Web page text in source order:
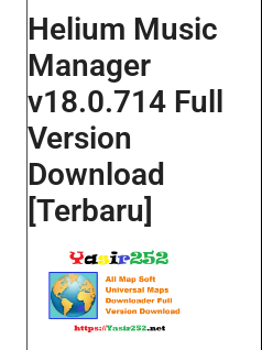
Helium Music
Manager
v18.0.714 Full
Version
Download
[Terbaru]